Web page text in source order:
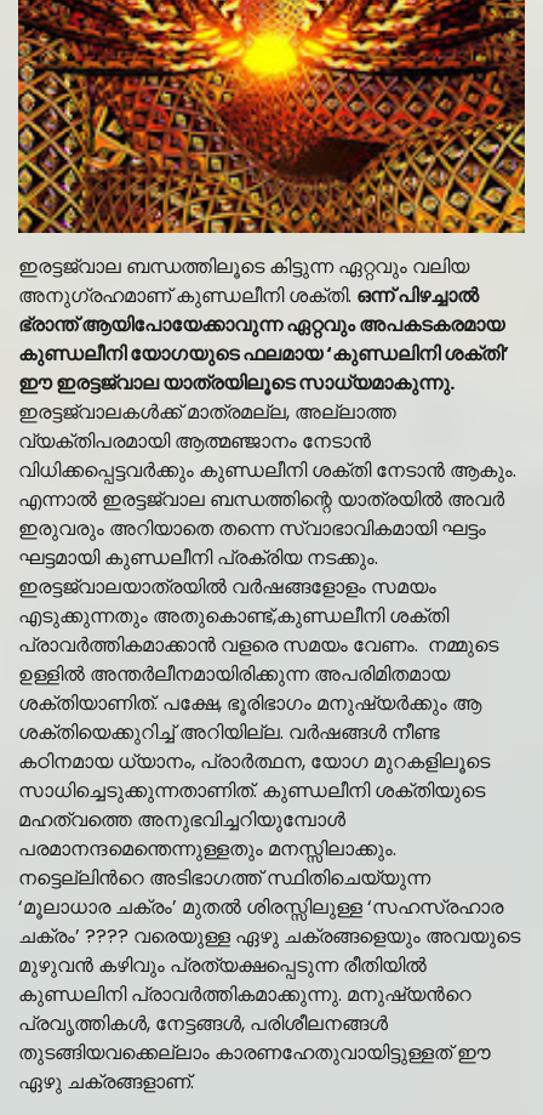
ഇരട്ടജ്വാല ബന്ധത്തിലൂടെ കിട്ടുന്ന ഏറ്റവും വലിയ
അനുഗ്രഹമാണ് കുണ്ഡലീനി ശക്തി. ഒന്ന് പിഴച്ചാൽ
ഭ്രാന്ത് ആയിപോയേക്കാവുന്ന ഏറ്റവും അപകടകരമായ
കുണ്ഡലീനി യോഗയുടെ ഫലമായ ‘കുണ്ഡലിനി ശക്തി’
ഈ ഇരട്ടജ്വാല യാത്രയിലൂടെ സാധ്യമാകുന്നു.
ഇരട്ടജ്വാലകൾക്ക് മാത്രമല്ല, അല്ലാത്ത
വ്യക്തിപരമായി ആത്മഞ്ജാനം നേടാൻ
വിധിക്കപ്പെട്ടവർക്കും കുണ്ഡലീനി ശക്തി നേടാൻ ആകും.
എന്നാൽ ഇരട്ടജ്വാല ബന്ധത്തിന്റെ യാത്രയിൽ അവർ
ഇരുവരും അറിയാതെ തന്നെ സ്വാഭാവികമായി ഘട്ടം
ഘട്ടമായി കുണ്ഡലീനി പ്രക്രിയ നടക്കും.
ഇരട്ടജ്വാലയാത്രയിൽ വർഷങ്ങളോളം സമയം
എടുക്കുന്നതും അതുകൊണ്ട്,കുണ്ഡലീനി ശക്തി
പ്രാവർത്തികമാക്കാൻ വളരെ സമയം വേണം. നമ്മുടെ
ഉള്ളില്‍ അന്തര്‍ലീനമായിരിക്കുന്ന അപരിമിതമായ
ശക്തിയാണിത്. പക്ഷേ, ഭൂരിഭാഗം മനുഷ്യർക്കും ആ
ശക്തിയെക്കുറിച്ച് അറിയില്ല. വർഷങ്ങൾ നീണ്ട
കഠിനമായ ധ്യാനം, പ്രാർത്ഥന, യോഗ മുറകളിലൂടെ
സാധിച്ചെടുക്കുന്നതാണിത്. കുണ്ഡലീനി ശക്തിയുടെ
മഹത്വത്തെ അനുഭവിച്ചറിയുമ്പോൾ
പരമാനന്ദമെന്തെന്നുള്ളതും മനസ്സിലാക്കും.
നട്ടെല്ലിന്‍റെ അടിഭാഗത്ത് സ്ഥിതിചെയ്യുന്ന
‘മൂലാധാര ചക്രം’ മുതല്‍ ശിരസ്സിലുള്ള ‘സഹസ്രഹാര
ചക്രം’ ???? വരെയുള്ള ഏഴു ചക്രങ്ങളെയും അവയുടെ
മുഴുവന്‍ കഴിവും പ്രത്യക്ഷപ്പെടുന്ന രീതിയില്‍
കുണ്ഡലിനി പ്രാവര്‍ത്തികമാക്കുന്നു. മനുഷ്യന്‍റെ
പ്രവൃത്തികള്‍, നേട്ടങ്ങള്‍, പരിശീലനങ്ങള്‍
തുടങ്ങിയവക്കെല്ലാം കാരണഹേതുവായിട്ടുള്ളത്‌ ഈ
ഏഴു ചക്രങ്ങളാണ്‌.